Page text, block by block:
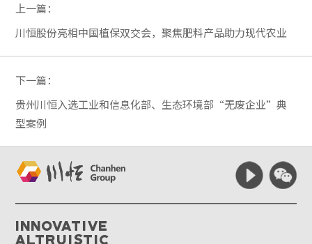
上一篇：
川恒股份亮相中国植保双交会，聚焦肥料产品助力现代农业
下一篇：
贵州川恒入选工业和信息化部、生态环境部“无废企业”典
型案例
Innovative
Altruistic